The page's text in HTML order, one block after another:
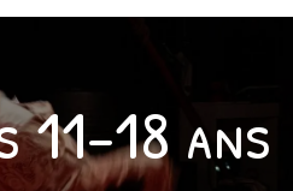
11-18 ans